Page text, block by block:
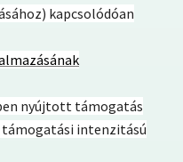
kapcsolódóan
nyújtott támogatás
támogatási intenzitású